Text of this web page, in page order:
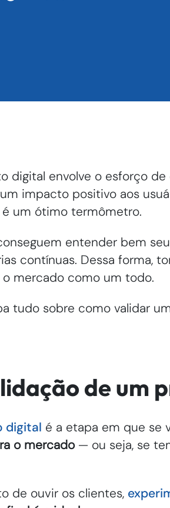
digital envolve o esforço de
impacto positivo aos
um ótimo termômetro.
entender bem
contínuas. Dessa forma,
mercado como um todo.
tudo sobre como validar
de um
digital é a etapa em que se
o mercado— ou seja, se
de ouvir os clientes,